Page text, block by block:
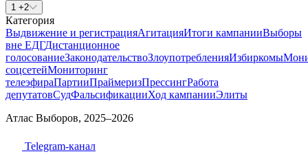
1 +2
Категория
Выдвижение и регистрацияАгитацияИтоги кампанииВыборы
вне ЕДГДистанционное
голосованиеЗаконодательствоЗлоупотребленияИзбиркомы
соцсетейМониторинг
телеэфираПартииПраймеризПрессингРабота
депутатовСудФальсификацииХод кампанииЭлиты
Атлас Выборов, 2025–2026
Telegram-канал